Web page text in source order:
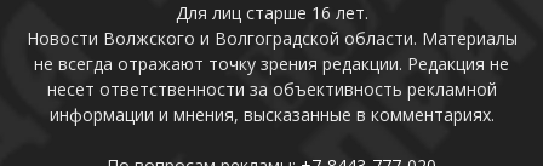
Для лиц старше 16 лет.
Новости Волжского и Волгоградской области. Материалы
не всегда отражают точку зрения редакции. Редакция не
несет ответственности за объективность рекламной
информации и мнения, высказанные в комментариях.